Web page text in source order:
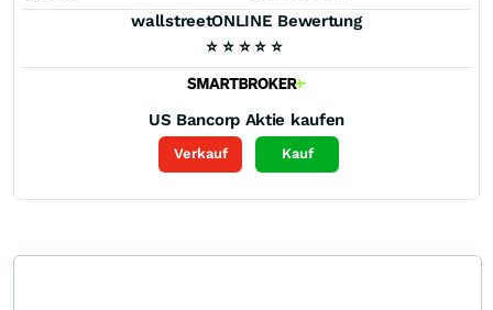
wallstreetONLINE Bewertung
⭐ ⭐ ⭐ ⭐ ⭐
US Bancorp Aktie kaufen
Verkauf Kauf